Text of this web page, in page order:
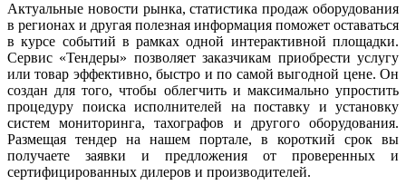
Актуальные новости рынка, статистика продаж оборудования
в регионах и другая полезная информация поможет оставаться
в курсе событий в рамках одной интерактивной площадки.
Сервис «Тендеры» позволяет заказчикам приобрести услугу
или товар эффективно, быстро и по самой выгодной цене. Он
создан для того, чтобы облегчить и максимально упростить
процедуру поиска исполнителей на поставку и установку
систем мониторинга, тахографов и другого оборудования.
Размещая тендер на нашем портале, в короткий срок вы
получаете заявки и предложения от проверенных и
сертифицированных дилеров и производителей.